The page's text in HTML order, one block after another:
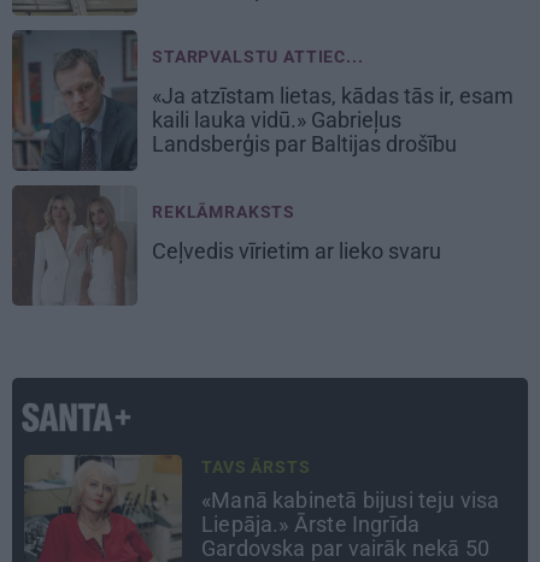
STARPVALSTU ATTIEC...
«Ja atzīstam lietas, kādas tās ir, esam
kaili lauka vidū.» Gabrieļus
Landsberģis par Baltijas drošību
REKLĀMRAKSTS
Ceļvedis vīrietim ar lieko svaru
ATRADUMS
Virziens – jūra: Lauderu
ģimenes bezbēdīgi laiskā miera
osta Pūrciemā